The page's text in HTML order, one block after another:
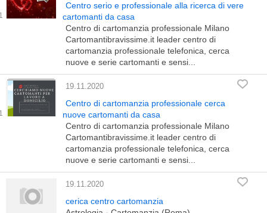
Centro serio e professionale alla ricerca di vere
cartomanti da casa
Centro di cartomanzia professionale Milano
Cartomantibravissime.it leader centro di
cartomanzia professionale telefonica, cerca
nuove e serie cartomanti e sensi...
19.11.2020
Centro di cartomanzia professionale cerca
nuove cartomanti da casa
Centro di cartomanzia professionale Milano
Cartomantibravissime.it leader centro di
cartomanzia professionale telefonica, cerca
nuove e serie cartomanti e sensi...
19.11.2020
cerica centro cartomanzia